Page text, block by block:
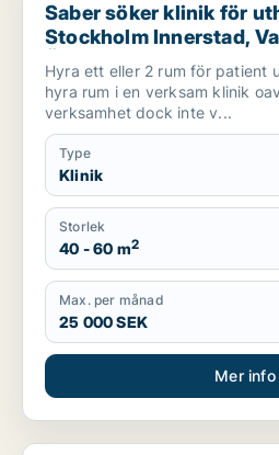
Saber söker klinik för
Stockholm Innerstad,
Östermalm m.fl.
Hyra ett eller 2 rum för patient
hyra rum i en verksam klinik
verksamhet dock inte v...
Type
Klinik
Storlek
40 - 60 m2
Max. per månad
25 000 SEK
Mer info